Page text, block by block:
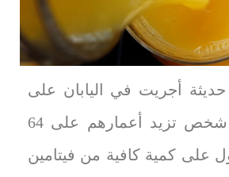
أجريت في اليابان على
أكثر من ألفي شخص تزيد أعمارهم على 64
على كمية كافية من فيتامين